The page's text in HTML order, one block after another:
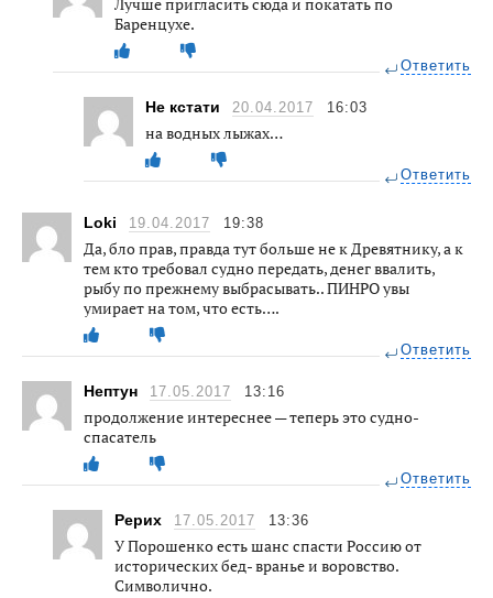
Баренцухе.
Ответить
Не кстати 20.04.2017 16:03
на водных лыжах…
Ответить
Loki 19.04.2017 19:38
Да, бло прав, правда тут больше не к Древятнику, а к
тем кто требовал судно передать, денег ввалить,
рыбу по прежнему выбрасывать.. ПИНРО увы
умирает на том, что есть….
Ответить
Нептун 17.05.2017 13:16
продолжение интереснее — теперь это судно-
спасатель
Ответить
Рерих 17.05.2017 13:36
У Порошенко есть шанс спасти Россию от
исторических бед- вранье и воровство.
Символично.